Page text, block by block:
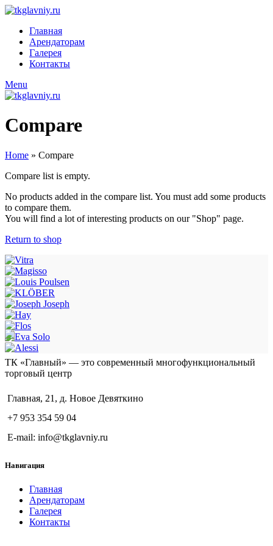
Главная
Арендаторам
Галерея
Контакты
Menu
Compare
Home » Compare
Compare list is empty.
No products added in the compare list. You must add some products
to compare them.
You will find a lot of interesting products on our "Shop" page.
Return to shop
ТК «Главный» — это современный многофункциональный
торговый центр
Главная, 21, д. Новое Девяткино
+7 953 354 59 04
E-mail: info@tkglavniy.ru
Навигация
Главная
Арендаторам
Галерея
Контакты